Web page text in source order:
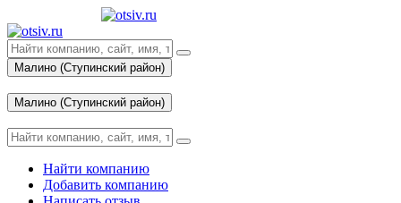
Малино (Ступинский район)
Малино (Ступинский район)
Найти компанию
Добавить компанию